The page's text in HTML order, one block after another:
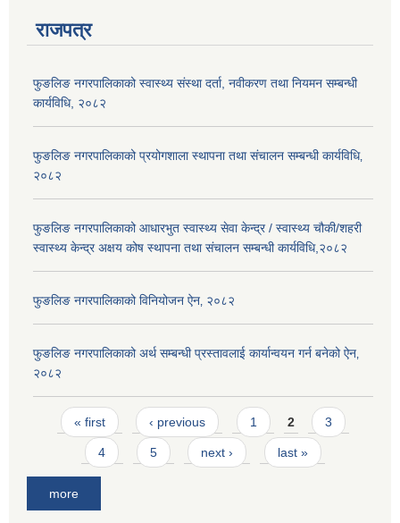
राजपत्र
फुङलिङ नगरपालिकाको स्वास्थ्य संस्था दर्ता, नवीकरण तथा नियमन सम्बन्धी
कार्यविधि, २०८२
फुङलिङ नगरपालिकाको प्रयोगशाला स्थापना तथा संचालन सम्बन्धी कार्यविधि‚
२०८२
फुङलिङ नगरपालिकाको आधारभुत स्वास्थ्य सेवा केन्द्र / स्वास्थ्य चौकी/शहरी
स्वास्थ्य केन्द्र अक्षय कोष स्थापना तथा संचालन सम्बन्धी कार्यविधि,२०८२
फुङलिङ नगरपालिकाको विनियोजन ऐन‚ २०८२
फुङलिङ नगरपालिकाको अर्थ सम्बन्धी प्रस्तावलाई कार्यान्वयन गर्न बनेको ऐन‚
२०८२
Pages
« first ‹ previous 1 2 3
4 5 next › last »
more